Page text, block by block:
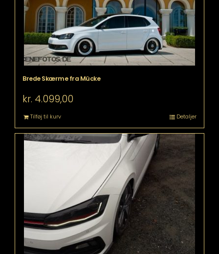
Brede Skærme fra Mücke
kr. 4.099,00
Tilføj til kurv Detaljer